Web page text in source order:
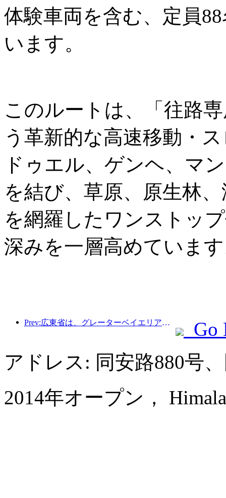
体験車両を含む、定員
います。
このルートは、「往路
う革新的な高速移動・
ドゥエル、ゲンヘ、マ
を結び、草原、原生林
を網羅したワンストッ
深みを一層高めていま
Prev:広東省は、グレーターベイエリアを世界クラスの観光地にするためのサービス産業能力拡大計画を発表した。
Go
アドレス: 同安路880号
2014年オープン，